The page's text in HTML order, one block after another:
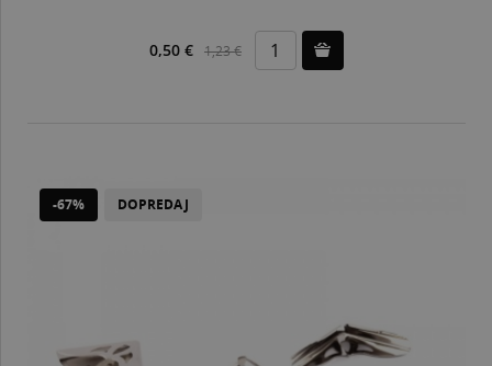
0,50 € 1,23 €
-67% DOPREDAJ